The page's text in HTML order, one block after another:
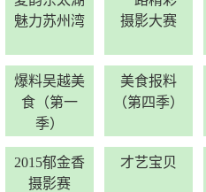
魅力苏州湾
摄影大赛
爆料吴越美
食（第一
季）
美食报料
（第四季）
2015郁金香
摄影赛
才艺宝贝